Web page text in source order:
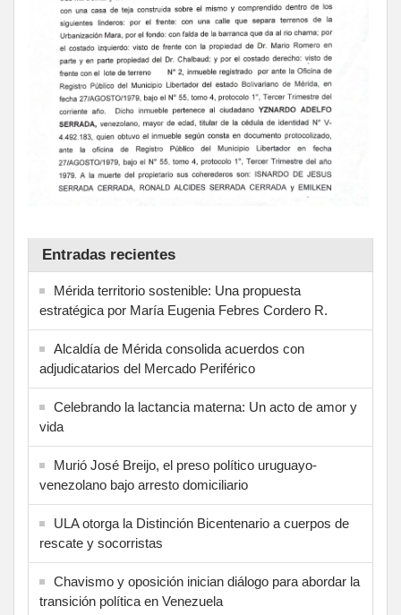
Entradas recientes
Mérida territorio sostenible: Una propuesta
estratégica por María Eugenia Febres Cordero R.
Alcaldía de Mérida consolida acuerdos con
adjudicatarios del Mercado Periférico
Celebrando la lactancia materna: Un acto de amor y
vida
Murió José Breijo, el preso político uruguayo-
venezolano bajo arresto domiciliario
ULA otorga la Distinción Bicentenario a cuerpos de
rescate y socorristas
Chavismo y oposición inician diálogo para abordar la
transición política en Venezuela